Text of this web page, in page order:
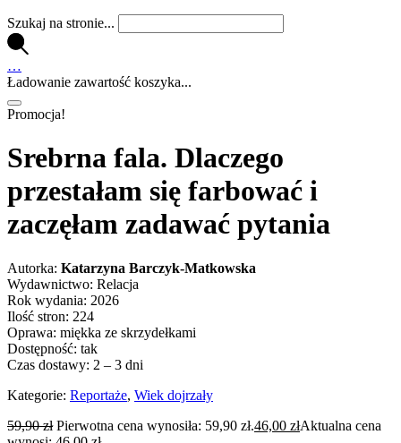
Szukaj na stronie...
…
Ładowanie zawartość koszyka...
Promocja!
Srebrna fala. Dlaczego
przestałam się farbować i
zaczęłam zadawać pytania
Autorka: Katarzyna Barczyk-Matkowska
Wydawnictwo: Relacja
Rok wydania: 2026
Ilość stron: 224
Oprawa: miękka ze skrzydełkami
Dostępność: tak
Czas dostawy: 2 – 3 dni
Kategorie: Reportaże, Wiek dojrzały
59,90zł Pierwotna cena wynosiła: 59,90 zł.46,00 złAktualna cena